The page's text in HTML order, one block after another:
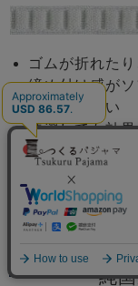
メニュー
ゴムが折れた
締め付け感がソ
肌触りが良い
洗濯しても効果
純